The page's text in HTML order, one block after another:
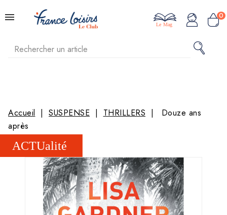
0
Le Mag
Accueil SUSPENSE THRILLERS
Douze ans
après